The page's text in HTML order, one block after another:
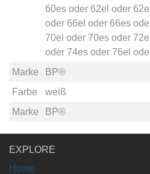
60esoder 62el oder
oder 66el oder 66es
70el oder 70esoder 72el
oder 74esoder 76el
Marke
BP®
Farbe
weiß
Marke
BP®
EXPLORE
Home